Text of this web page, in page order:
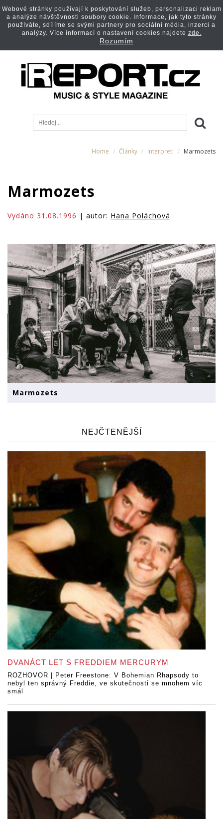
Home Články Interpreti Marmozets
Marmozets
Vydáno 31.08.1996 | autor: Hana Poláchová
Marmozets
NEJČTENĚJŠÍ
DVANÁCT LET S FREDDIEM MERCURYM
ROZHOVOR | Peter Freestone: V Bohemian Rhapsody to
nebyl ten správný Freddie, ve skutečnosti se mnohem víc
smál
Webové stránky používají k poskytování služeb, personalizaci reklam
a analýze návštěvnosti soubory cookie. Informace, jak tyto stránky
používáte, sdílíme se svými partnery pro sociální média, inzerci a
analýzy. Více informací o nastavení cookies najdete zde.
Rozumím